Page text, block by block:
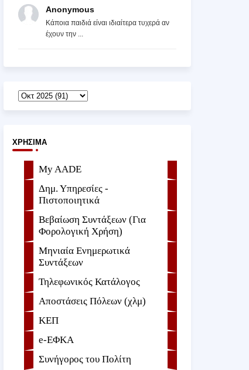
Anonymous
Κάποια παιδιά είναι ιδιαίτερα τυχερά αν
έχουν την ...
ΧΡΉΣΙΜΑ
My AADE
Δημ. Υπηρεσίες -
Πιστοποιητικά
Βεβαίωση Συντάξεων (Για
Φορολογική Χρήση)
Μηνιαία Ενημερωτικά
Συντάξεων
Τηλεφωνικός Κατάλογος
Αποστάσεις Πόλεων (χλμ)
ΚΕΠ
e-ΕΦKA
Συνήγορος του Πολίτη